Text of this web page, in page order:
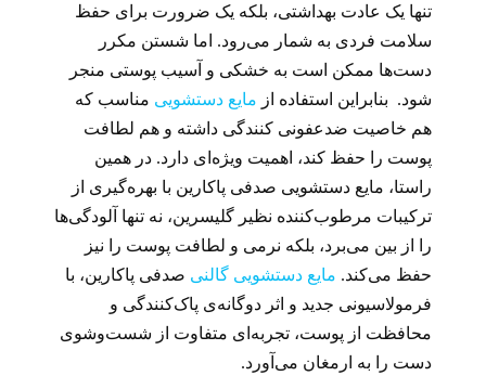
تنها یک عادت بهداشتی، بلکه یک ضرورت برای حفظ
سلامت فردی به شمار می‌رود. اما شستن مکرر
دست‌ها ممکن است به خشکی و آسیب پوستی منجر
شود. بنابراین استفاده از مایع دستشویی مناسب که
هم خاصیت ضدعفونی کنندگی داشته و هم لطافت
پوست را حفظ کند، اهمیت ویژه‌ای دارد. در همین
راستا، مایع دستشویی صدفی پاکارین با بهره‌گیری از
ترکیبات مرطوب‌کننده نظیر گلیسرین، نه تنها آلودگی‌ها
را از بین می‌برد، بلکه نرمی و لطافت پوست را نیز
حفظ می‌کند. مایع دستشویی گالنی صدفی پاکارین، با
فرمولاسیونی جدید و اثر دوگانه‌ی پاک‌کنندگی و
محافظت از پوست، تجربه‌ای متفاوت از شست‌وشوی
دست را به ارمغان می‌آورد.